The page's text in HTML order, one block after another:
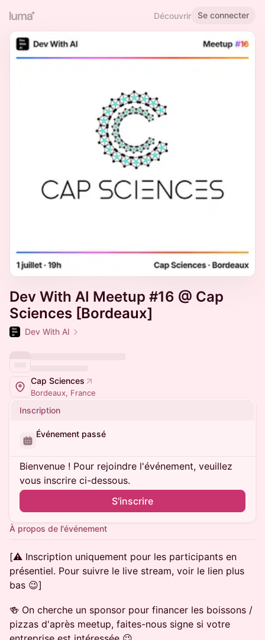
Découvrir Se connecter
Dev With AI Meetup #16 @ Cap
Sciences [Bordeaux]
Dev With AI
Cap Sciences
Bordeaux, France
Inscription
Événement passé
Bienvenue ! Pour rejoindre l'événement, veuillez
vous inscrire ci-dessous.
S'inscrire
À propos de l'événement
[⚠️ Inscription uniquement pour les participants en
présentiel. Pour suivre le live stream, voir le lien plus
bas 😉]
🍻 On cherche un sponsor pour financer les boissons /
pizzas d'après meetup, faites-nous signe si votre